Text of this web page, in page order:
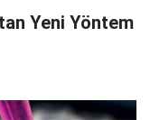
Yeni Yöntem